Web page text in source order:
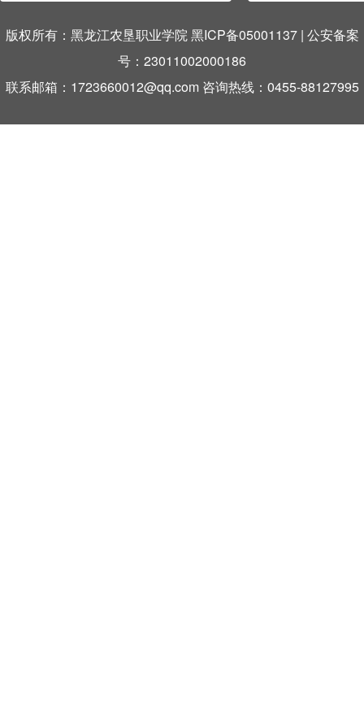
版权所有：黑龙江农垦职业学院 黑ICP备05001137| 公安备案
号：23011002000186
联系邮箱：1723660012@qq.com 咨询热线：0455-88127995